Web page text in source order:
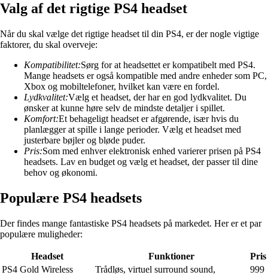
Valg af det rigtige PS4 headset
Når du skal vælge det rigtige headset til din PS4, er der nogle vigtige
faktorer, du skal overveje:
Kompatibilitet:Sørg for at headsettet er kompatibelt med PS4.
Mange headsets er også kompatible med andre enheder som PC,
Xbox og mobiltelefoner, hvilket kan være en fordel.
Lydkvalitet:Vælg et headset, der har en god lydkvalitet. Du
ønsker at kunne høre selv de mindste detaljer i spillet.
Komfort:Et behageligt headset er afgørende, især hvis du
planlægger at spille i lange perioder. Vælg et headset med
justerbare bøjler og bløde puder.
Pris:Som med enhver elektronisk enhed varierer prisen på PS4
headsets. Lav en budget og vælg et headset, der passer til dine
behov og økonomi.
Populære PS4 headsets
Der findes mange fantastiske PS4 headsets på markedet. Her er et par
populære muligheder:
Headset Funktioner
Pris
PS4 Gold Wireless
Trådløs, virtuel surround sound,
999